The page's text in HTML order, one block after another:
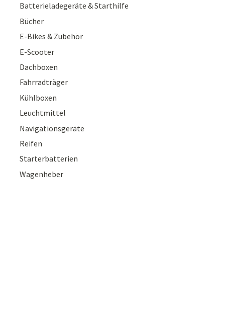
Batterieladegeräte & Starthilfe
Bücher
E-Bikes & Zubehör
E-Scooter
Dachboxen
Fahrradträger
Kühlboxen
Leuchtmittel
Navigationsgeräte
Reifen
Starterbatterien
Wagenheber